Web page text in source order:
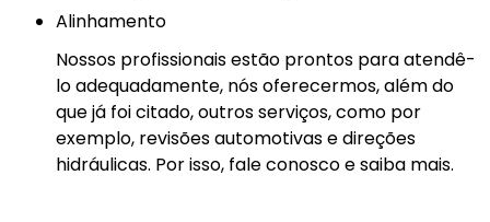
Alinhamento
Nossos profissionais estão prontos para atendê-
lo adequadamente, nós oferecermos, além do
que já foi citado, outros serviços, como por
exemplo, revisões automotivas e direções
hidráulicas. Por isso, fale conosco e saiba mais.